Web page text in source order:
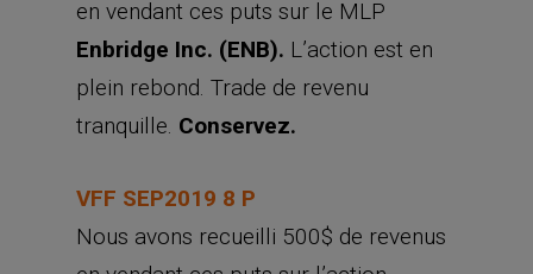
en vendant ces puts sur le MLP
Enbridge Inc. (ENB). L’action est en
plein rebond. Trade de revenu
tranquille. Conservez.
VFF SEP2019 8 P
Nous avons recueilli 500$ de revenus